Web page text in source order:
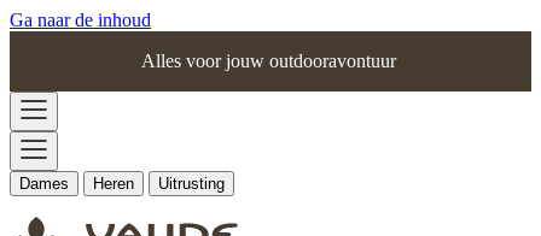
Ga naar de inhoud
Alles voor jouw outdooravontuur
Dames Heren Uitrusting